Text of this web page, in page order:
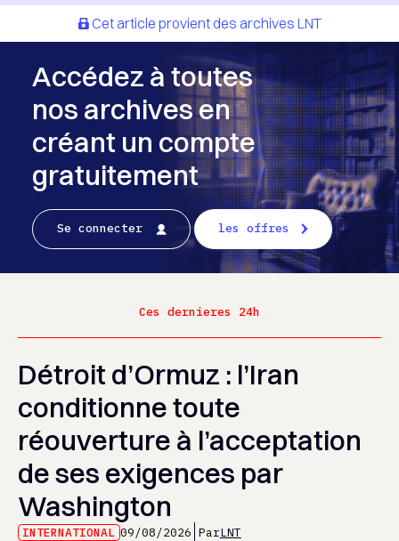
Cet article provient des archives LNT
Accédez à toutes
nos archives en
créant un compte
gratuitement
Se connecter les offres
Ces dernieres 24h
Détroit d’Ormuz : l’Iran
conditionne toute
réouverture à l’acceptation
de ses exigences par
Washington
INTERNATIONAL 09/08/2026 ParLNT